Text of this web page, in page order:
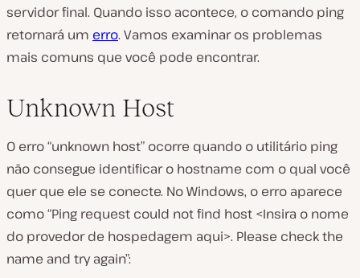
servidor final. Quando isso acontece, o comando ping
retornará um erro. Vamos examinar os problemas
mais comuns que você pode encontrar.
Unknown Host
O erro “unknown host” ocorre quando o utilitário ping
não consegue identificar o hostname com o qual você
quer que ele se conecte. No Windows, o erro aparece
como “Ping request could not find host <Insira o nome
do provedor de hospedagem aqui>. Please check the
name and try again”: